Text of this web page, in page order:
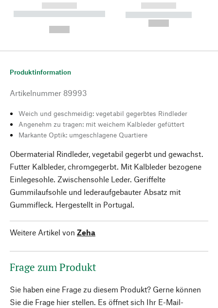
------------
----------- ----------- --------
------------
----------- -----------
Produktinformation
Artikelnummer 89993
Weich und geschmeidig: vegetabil gegerbtes Rindleder
Angenehm zu tragen: mit weichem Kalbleder gefüttert
Markante Optik: umgeschlagene Quartiere
Obermaterial Rindleder, vegetabil gegerbt und gewachst.
Futter Kalbleder, chromgegerbt. Mit Kalbleder bezogene
Einlegesohle. Zwischensohle Leder. Geriffelte
Gummilaufsohle und lederaufgebauter Absatz mit
Gummifleck. Hergestellt in Portugal.
Weitere Artikel von Zeha
Frage zum Produkt
Sie haben eine Frage zu diesem Produkt? Gerne können
Sie die Frage hier stellen. Es öffnet sich Ihr E-Mail-